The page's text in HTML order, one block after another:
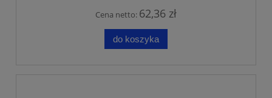
Cena netto: 62,36 zł
do koszyka